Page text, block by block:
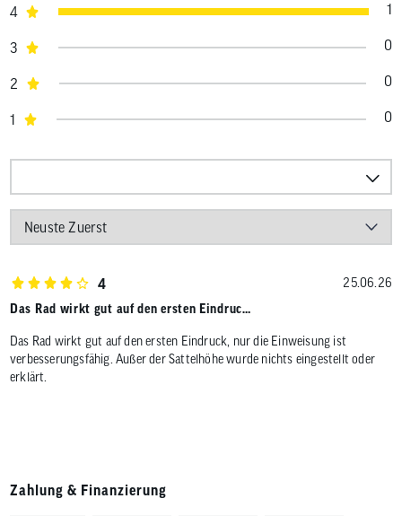
4 1
3 0
2 0
1 0
4
25.06.26
Das Rad wirkt gut auf den ersten Eindruc…
Das Rad wirkt gut auf den ersten Eindruck, nur die Einweisung ist
verbesserungsfähig. Außer der Sattelhöhe wurde nichts eingestellt oder
erklärt.
Zahlung & Finanzierung